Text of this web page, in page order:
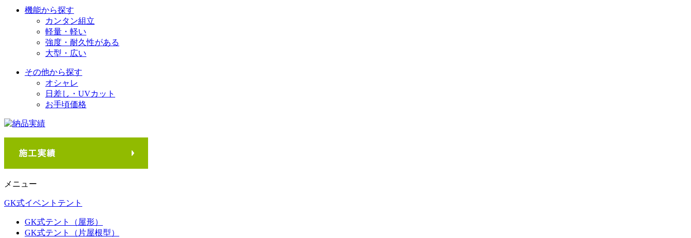
機能から探す
カンタン組立
軽量・軽い
強度・耐久性がある
大型・広い
その他から探す
オシャレ
日差し・UVカット
お手頃価格
メニュー
GK式イベントテント
GK式テント（屋形）
GK式テント（片屋根型）